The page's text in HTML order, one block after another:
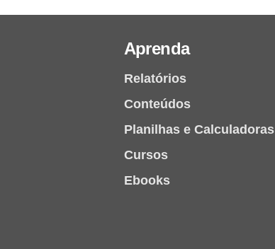
Aprenda
Relatórios
Conteúdos
Planilhas e Calculadoras
Cursos
Ebooks